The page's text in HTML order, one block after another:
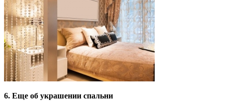
6. Еще об украшении спальни